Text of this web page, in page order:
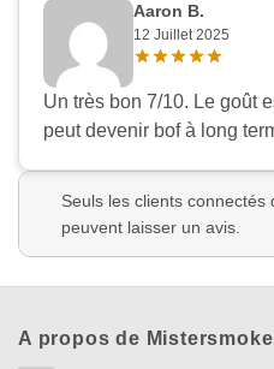
Aaron B.
12 Juillet 2025
Un très bon 7/10. Le goût
peut devenir bof à long
Seuls les clients
peuvent laisser un avis.
A propos de Mistersmoke